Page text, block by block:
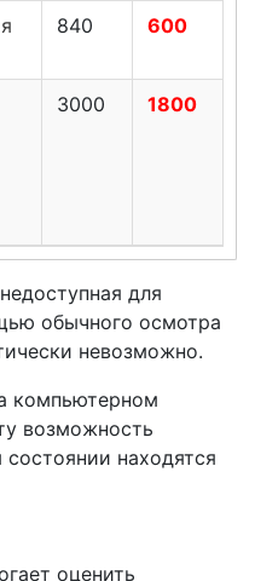
840 600
3000 1800
для
обычного осмотра
невозможно.
компьютерном
возможность
находятся
оценить